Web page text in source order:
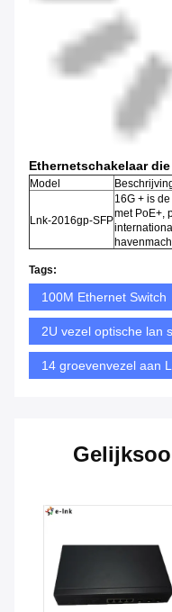
Ethernetschakelaar
Model
Lnk-2016gp-SFP
16G + is
met PoE+,
Tags:
100M Ethernet Switch
2U vezel optische lan
14 groevenvezel aan